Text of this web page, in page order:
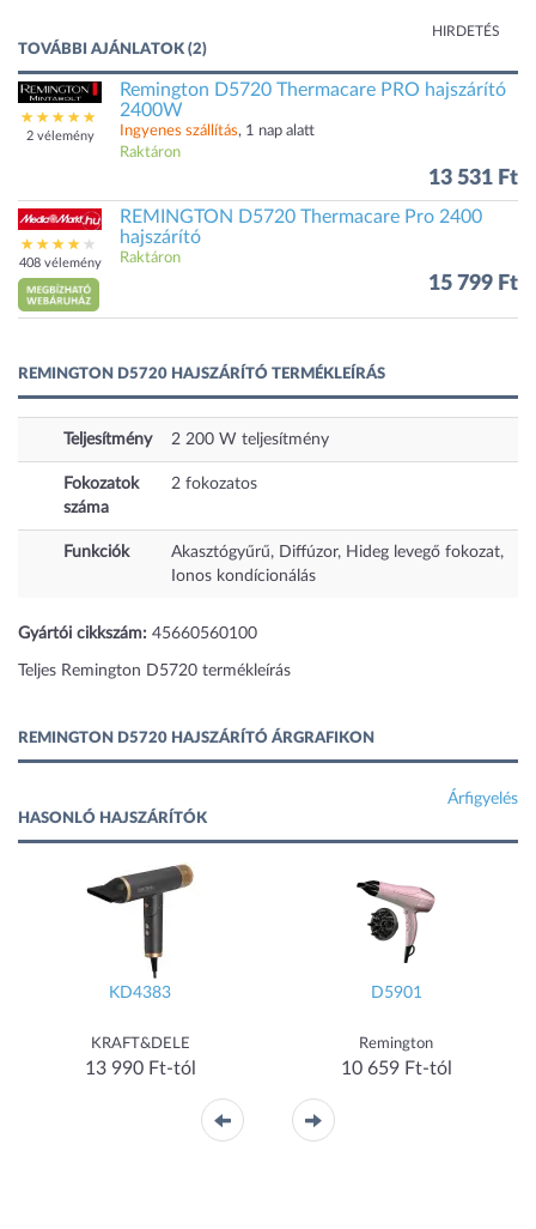
HIRDETÉS
TOVÁBBI AJÁNLATOK (2)
2 vélemény
Remington D5720 Thermacare PRO hajszárító
2400W
Ingyenes szállítás, 1 nap alatt
Raktáron
13 531 Ft
408 vélemény
REMINGTON D5720 Thermacare Pro 2400
hajszárító
Raktáron
15 799 Ft
REMINGTON D5720 HAJSZÁRÍTÓ TERMÉKLEÍRÁS
Teljesítmény 2 200 W teljesítmény
Fokozatok
száma
2 fokozatos
Funkciók
Akasztógyűrű, Diffúzor, Hideg levegő fokozat,
Ionos kondícionálás
Gyártói cikkszám: 45660560100
Teljes Remington D5720 termékleírás
REMINGTON D5720 HAJSZÁRÍTÓ ÁRGRAFIKON
Árfigyelés
HASONLÓ HAJSZÁRÍTÓK
KD4383
KRAFT&DELE
13 990 Ft-tól
D5901
Remington
10 659 Ft-tól